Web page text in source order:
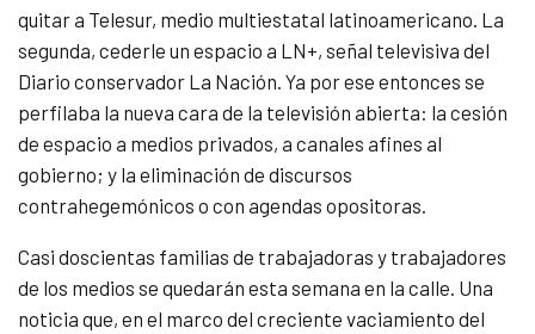
quitar a Telesur, medio multiestatal latinoamericano. La
segunda, cederle un espacio a LN+, señal televisiva del
Diario conservador La Nación. Ya por ese entonces se
perfilaba la nueva cara de la televisión abierta: la cesión
de espacio a medios privados, a canales afines al
gobierno; y la eliminación de discursos
contrahegemónicos o con agendas opositoras.
Casi doscientas familias de trabajadoras y trabajadores
de los medios se quedarán esta semana en la calle. Una
noticia que, en el marco del creciente vaciamiento del